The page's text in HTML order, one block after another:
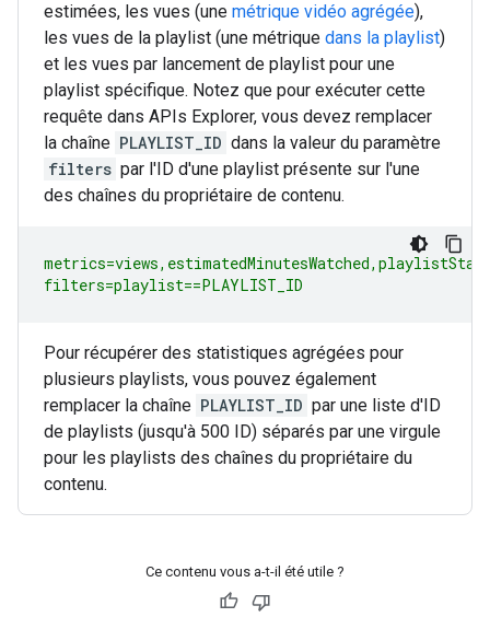
estimées, les vues (une métrique vidéo agrégée),
les vues de la playlist (une métrique dans la playlist)
et les vues par lancement de playlist pour une
playlist spécifique. Notez que pour exécuter cette
requête dans APIs Explorer, vous devez remplacer
la chaîne PLAYLIST_ID dans la valeur du paramètre
filters par l'ID d'une playlist présente sur l'une
des chaînes du propriétaire de contenu.
filters=playlist==PLAYLIST_ID
Pour récupérer des statistiques agrégées pour
plusieurs playlists, vous pouvez également
remplacer la chaîne PLAYLIST_ID par une liste d'ID
de playlists (jusqu'à 500 ID) séparés par une virgule
pour les playlists des chaînes du propriétaire du
contenu.
Ce contenu vous a-t-il été utile ?